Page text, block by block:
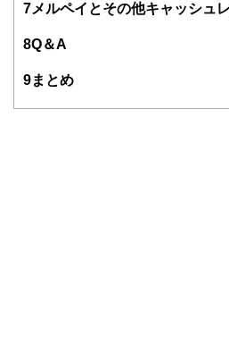
7メルペイとその他キャッシュ
8Q＆A
9まとめ